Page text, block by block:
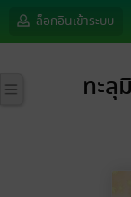
ล็อกอินเข้าระบบ
ทะลุ